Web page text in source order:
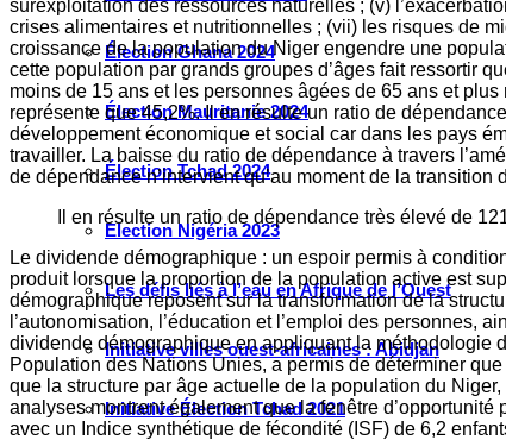
Élection Ghana 2024
Élection Mauritanie 2024
Élection Tchad 2024
Election Nigéria 2023
Les défis liés à l’eau en Afrique de l’Ouest
Initiative villes ouest-africaines : Abidjan
Initiative Élection Tchad 2021
surexploitation des ressources naturelles ; (v)
crises alimentaires et nutritionnelles ; (vii) les risques de
croissance de la population du Niger engendre une
cette population par grands groupes d’âges fait ressortir
moins de 15 ans et les personnes âgées de 65 ans et
représente que 45,2%. Il en résulte un ratio de
développement économique et social car dans les pays
travailler. La baisse du ratio de dépendance à travers
de dépendance n’intervient qu’au moment de la transition
Il en résulte un ratio de dépendance très élevé de
Le dividende démographique : un espoir permis à
produit lorsque la proportion de la population active est
démographique reposent sur la transformation de la
l’autonomisation, l’éducation et l’emploi des personnes,
dividende démographique en appliquant la méthodologie
Population des Nations Unies, a permis de déterminer
que la structure par âge actuelle de la population du
analyses montrent également que la fenêtre
avec un Indice synthétique de fécondité (ISF) de 6,2